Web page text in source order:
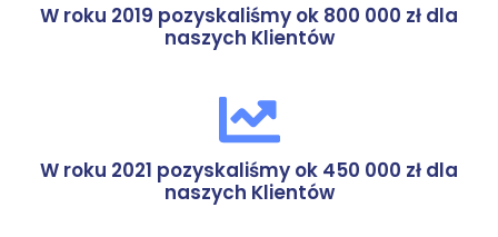
W roku 2019 pozyskaliśmy ok 800 000 zł dla
naszych Klientów
W roku 2021 pozyskaliśmy ok 450 000 zł dla
naszych Klientów